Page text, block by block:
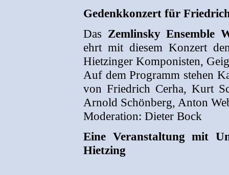
Gedenkkonzert für
Das Zemlinsky Ensemble
ehrt mit diesem Konzert
Hietzinger Komponisten,
Auf dem Programm stehen
von Friedrich Cerha, Kurt
Arnold Schönberg, Anton
Moderation: Dieter Bock
Eine Veranstaltung mit
Hietzing